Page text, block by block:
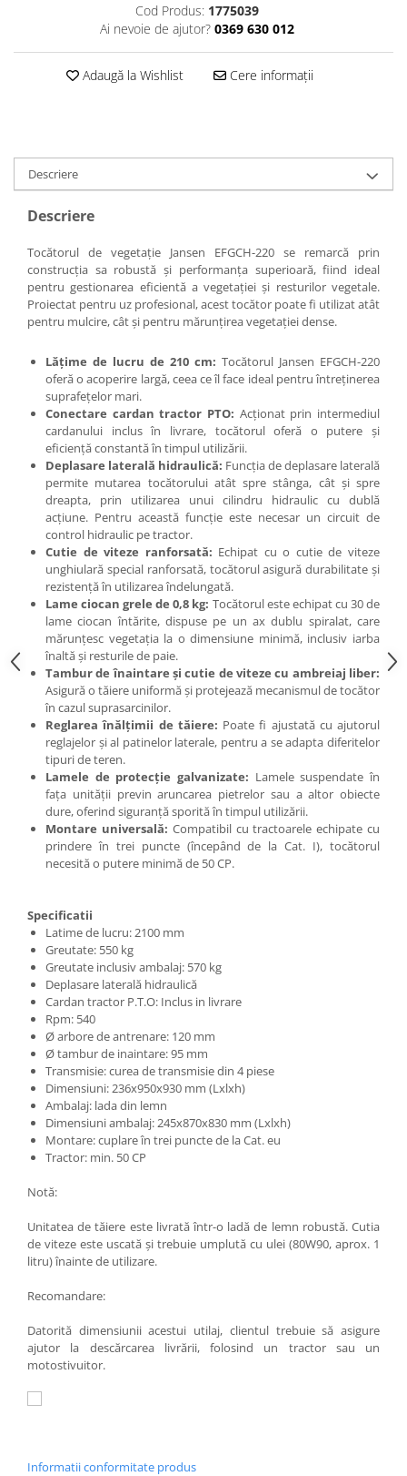
Cod Produs: 1775039
Ai nevoie de ajutor? 0369 630 012
Adaugă la Wishlist Cere informații
Descriere
Descriere
Tocătorul de vegetație Jansen EFGCH-220 se remarcă prin
construcția sa robustă și performanța superioară, fiind ideal
pentru gestionarea eficientă a vegetației și resturilor vegetale.
Proiectat pentru uz profesional, acest tocător poate fi utilizat atât
pentru mulcire, cât și pentru mărunțirea vegetației dense.
Lățime de lucru de 210 cm: Tocătorul Jansen EFGCH-220
oferă o acoperire largă, ceea ce îl face ideal pentru întreținerea
suprafețelor mari.
Conectare cardan tractor PTO: Acționat prin intermediul
cardanului inclus în livrare, tocătorul oferă o putere și
eficiență constantă în timpul utilizării.
Deplasare laterală hidraulică: Funcția de deplasare laterală
permite mutarea tocătorului atât spre stânga, cât și spre
dreapta, prin utilizarea unui cilindru hidraulic cu dublă
acțiune. Pentru această funcție este necesar un circuit de
control hidraulic pe tractor.
Cutie de viteze ranforsată: Echipat cu o cutie de viteze
unghiulară special ranforsată, tocătorul asigură durabilitate și
rezistență în utilizarea îndelungată.
Lame ciocan grele de 0,8 kg: Tocătorul este echipat cu 30 de
lame ciocan întărite, dispuse pe un ax dublu spiralat, care
mărunțesc vegetația la o dimensiune minimă, inclusiv iarba
înaltă și resturile de paie.
Tambur de înaintare și cutie de viteze cu ambreiaj liber:
Asigură o tăiere uniformă și protejează mecanismul de tocător
în cazul suprasarcinilor.
Reglarea înălțimii de tăiere: Poate fi ajustată cu ajutorul
reglajelor și al patinelor laterale, pentru a se adapta diferitelor
tipuri de teren.
Lamele de protecție galvanizate: Lamele suspendate în
fața unității previn aruncarea pietrelor sau a altor obiecte
dure, oferind siguranță sporită în timpul utilizării.
Montare universală: Compatibil cu tractoarele echipate cu
prindere în trei puncte (începând de la Cat. I), tocătorul
necesită o putere minimă de 50 CP.
Specificatii
Latime de lucru: 2100 mm
Greutate: 550 kg
Greutate inclusiv ambalaj: 570 kg
Deplasare laterală hidraulică
Cardan tractor P.T.O: Inclus in livrare
Rpm: 540
Ø arbore de antrenare: 120 mm
Ø tambur de inaintare: 95 mm
Transmisie: curea de transmisie din 4 piese
Dimensiuni: 236x950x930 mm (Lxlxh)
Ambalaj: lada din lemn
Dimensiuni ambalaj: 245x870x830 mm (Lxlxh)
Montare: cuplare în trei puncte de la Cat. eu
Tractor: min. 50 CP
Notă:
Unitatea de tăiere este livrată într-o ladă de lemn robustă. Cutia
de viteze este uscată și trebuie umplută cu ulei (80W90, aprox. 1
litru) înainte de utilizare.
Recomandare:
Datorită dimensiunii acestui utilaj, clientul trebuie să asigure
ajutor la descărcarea livrării, folosind un tractor sau un
motostivuitor.
Informatii conformitate produs